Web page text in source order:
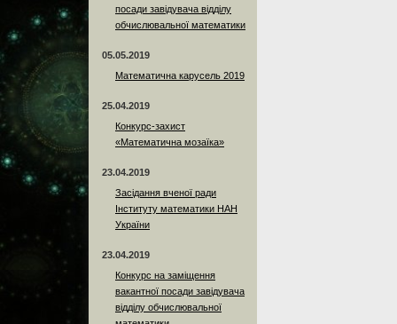
посади завідувача відділу
обчислювальної математики
05.05.2019
Математична карусель 2019
25.04.2019
Конкурс-захист
«Математична мозаїка»
23.04.2019
Засідання вченої ради
Інституту математики НАН
України
23.04.2019
Конкурс на заміщення
вакантної посади завідувача
відділу обчислювальної